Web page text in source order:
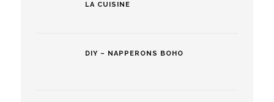
LA CUISINE
DIY – NAPPERONS BOHO